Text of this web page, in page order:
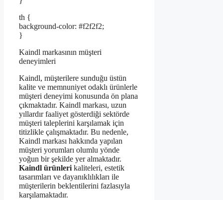
th {
background-color: #f2f2f2;
}
Kaindl markasının müşteri
deneyimleri
Kaindl, müşterilere sunduğu üstün
kalite ve memnuniyet odaklı ürünlerle
müşteri deneyimi konusunda ön plana
çıkmaktadır. Kaindl markası, uzun
yıllardır faaliyet gösterdiği sektörde
müşteri taleplerini karşılamak için
titizlikle çalışmaktadır. Bu nedenle,
Kaindl markası hakkında yapılan
müşteri yorumları olumlu yönde
yoğun bir şekilde yer almaktadır.
Kaindl ürünleri kaliteleri, estetik
tasarımları ve dayanıklılıkları ile
müşterilerin beklentilerini fazlasıyla
karşılamaktadır.